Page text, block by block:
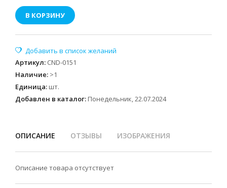
В КОРЗИНУ
Артикул: CND-0151
Наличие: >1
Единица: шт.
Добавлен в каталог: Понедельник, 22.07.2024
ОПИСАНИЕ ОТЗЫВЫ ИЗОБРАЖЕНИЯ
Описание товара отсутствует